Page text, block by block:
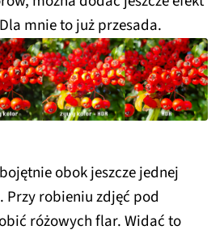
mnie to już przesada.
obok jeszcze jednej
robieniu zdjęć pod
różowych flar. Widać to